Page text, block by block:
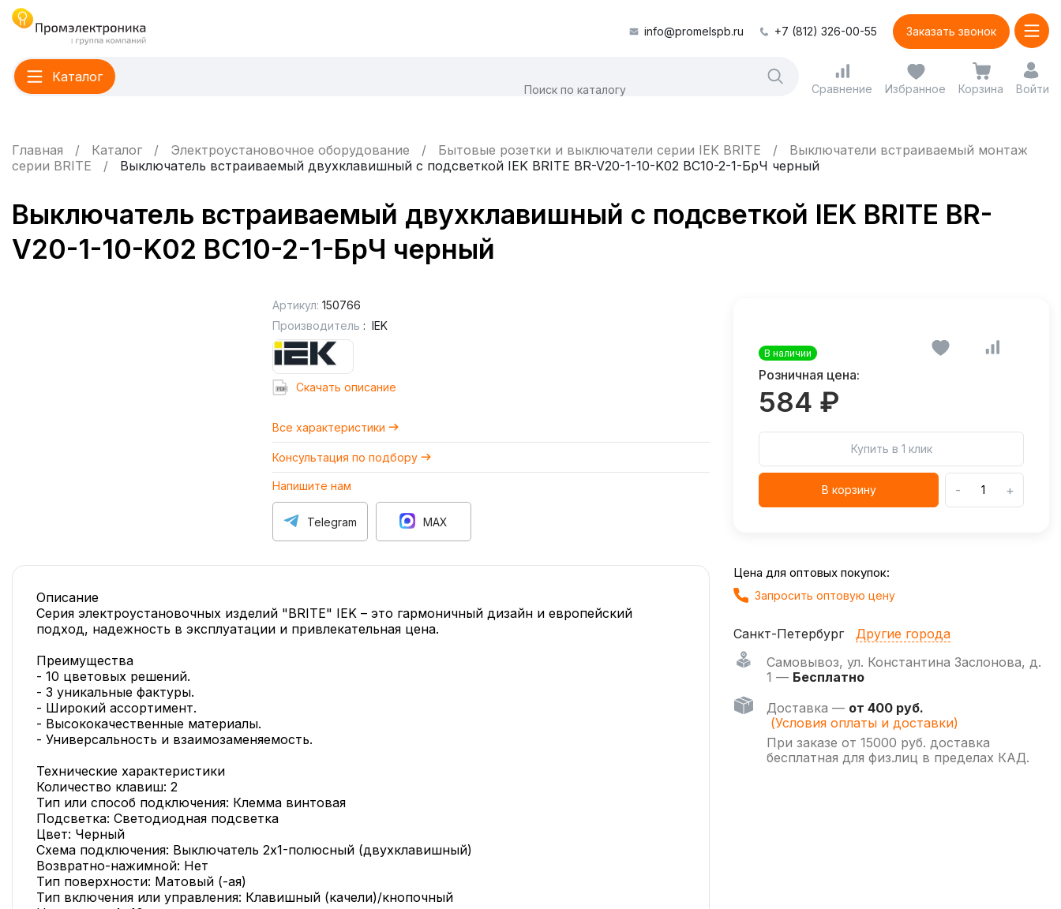
info@promelspb.ru +7 (812) 326-00-55 Заказать звонок
Каталог
Сравнение Избранное Корзина Войти
Главная Каталог Электроустановочное оборудование Бытовые розетки и выключатели серии IEK BRITE
Выключатели встраиваемый монтаж
серии BRITE
Выключатель встраиваемый двухклавишный с подсветкой IEK BRITE BR-V20-1-10-K02 ВС10-2-1-БрЧ черный
Выключатель встраиваемый двухклавишный с подсветкой IEK BRITE BR-
V20-1-10-K02 ВС10-2-1-БрЧ черный
Артикул: 150766
Производитель : IEK
Cкачать описание
Все характеристики
Консультация по подбору
Напишите нам
Telegram MAX
В наличии
Розничная цена:
584 ₽
Купить в 1 клик
В корзину - +
Описание
Серия электроустановочных изделий "BRITE" IEK – это гармоничный дизайн и европейский
подход, надежность в эксплуатации и привлекательная цена.
Преимущества
- 10 цветовых решений.
- 3 уникальные фактуры.
- Широкий ассортимент.
- Высококачественные материалы.
- Универсальность и взаимозаменяемость.
Технические характеристики
Количество клавиш: 2
Тип или способ подключения: Клемма винтовая
Подсветка: Светодиодная подсветка
Цвет: Черный
Схема подключения: Выключатель 2х1-полюсный (двухклавишный)
Возвратно-нажимной: Нет
Тип поверхности: Матовый (-ая)
Тип включения или управления: Клавишный (качели)/кнопочный
Цена для оптовых покупок:
Запросить оптовую цену
Санкт-Петербург
Другие города
Самовывоз, ул. Константина Заслонова, д.
1 — Бесплатно
Доставка — от 400 руб.
(Условия оплаты и доставки)
При заказе от 15000 руб. доставка
бесплатная для физ.лиц в пределах КАД.